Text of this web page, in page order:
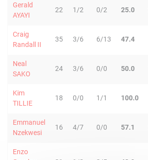
Gerald
AYAYI
22 1/2 0/2 25.0
Craig
Randall II
35 3/6 6/13 47.4
Neal
SAKO
24 3/6 0/0 50.0
Kim
TILLIE
18 0/0 1/1 100.0
Emmanuel
Nzekwesi
16 4/7 0/0 57.1
Enzo